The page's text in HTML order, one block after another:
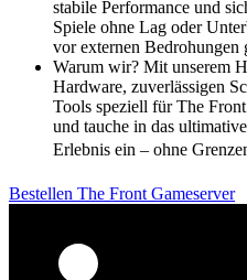
stabile Performance und
Spiele ohne Lag oder
vor externen Bedrohungen
Warum wir? Mit unserem
Hardware, zuverlässigen
Tools speziell für The
und tauche in das
Erlebnis ein – ohne
Bestellen The Front Gameserver